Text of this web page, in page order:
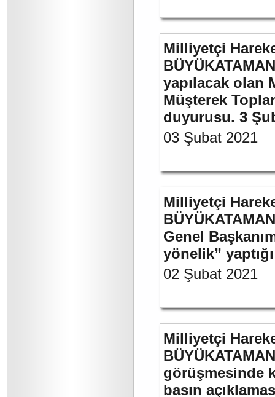
Milliyetçi
yapılacak olan
Müşterek
duyurusu. 3
03 Şubat 2021
Milliyetçi
Genel
yönelik”
02 Şubat 2021
Milliyetçi
görüşmesinde
basın